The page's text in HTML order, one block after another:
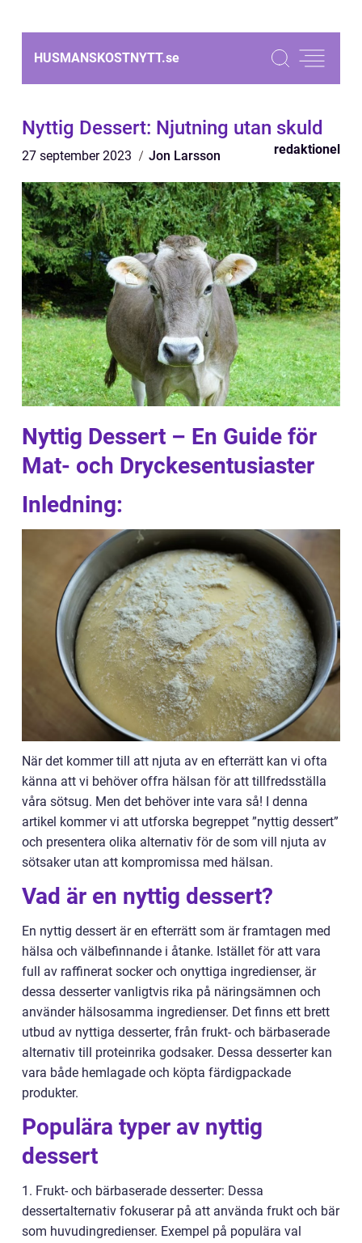
HUSMANSKOSTNYTT.se
Nyttig Dessert: Njutning utan skuld
27 september 2023 Jon Larsson redaktionel
Nyttig Dessert – En Guide för
Mat- och Dryckesentusiaster
Inledning:
När det kommer till att njuta av en efterrätt kan vi ofta
känna att vi behöver offra hälsan för att tillfredsställa
våra sötsug. Men det behöver inte vara så! I denna
artikel kommer vi att utforska begreppet ”nyttig dessert”
och presentera olika alternativ för de som vill njuta av
sötsaker utan att kompromissa med hälsan.
Vad är en nyttig dessert?
En nyttig dessert är en efterrätt som är framtagen med
hälsa och välbefinnande i åtanke. Istället för att vara
full av raffinerat socker och onyttiga ingredienser, är
dessa desserter vanligtvis rika på näringsämnen och
använder hälsosamma ingredienser. Det finns ett brett
utbud av nyttiga desserter, från frukt- och bärbaserade
alternativ till proteinrika godsaker. Dessa desserter kan
vara både hemlagade och köpta färdigpackade
produkter.
Populära typer av nyttig
dessert
1. Frukt- och bärbaserade desserter: Dessa
dessertalternativ fokuserar på att använda frukt och bär
som huvudingredienser. Exempel på populära val